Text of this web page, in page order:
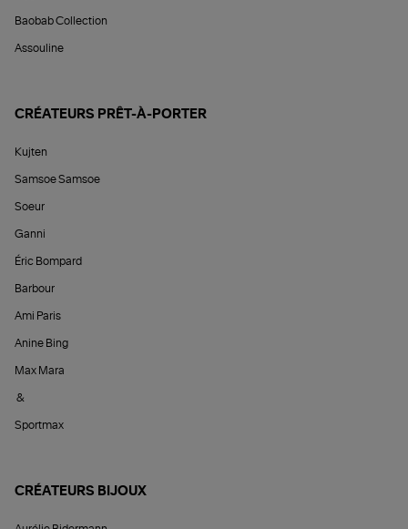
Baobab Collection
Assouline
CRÉATEURS PRÊT-À-PORTER
Kujten
Samsoe Samsoe
Soeur
Ganni
Éric Bompard
Barbour
Ami Paris
Anine Bing
Max Mara
&
Sportmax
CRÉATEURS BIJOUX